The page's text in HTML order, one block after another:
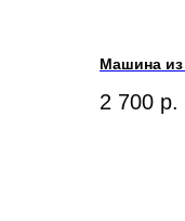
Машина из
2 700 р.